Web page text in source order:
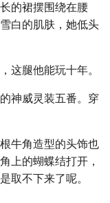
的裙摆围绕在腰
白的肌肤，她低头
这腿他能玩十年。
神威灵装五番。穿
牛角造型的头饰也
上的蝴蝶结打开，
取不下来了呢。